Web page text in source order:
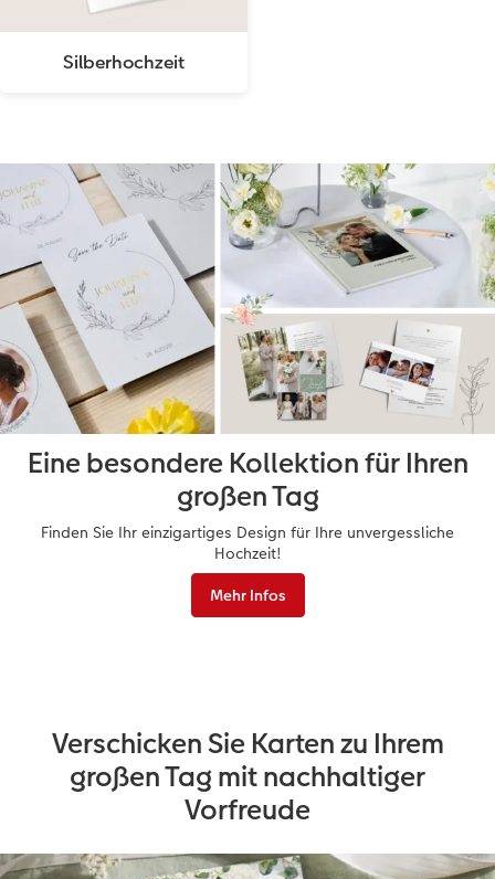
Silberhochzeit
Eine besondere Kollektion für Ihren
großen Tag
Finden Sie Ihr einzigartiges Design für Ihre unvergessliche
Hochzeit!
Mehr Infos
Verschicken Sie Karten zu Ihrem
großen Tag mit nachhaltiger
Vorfreude